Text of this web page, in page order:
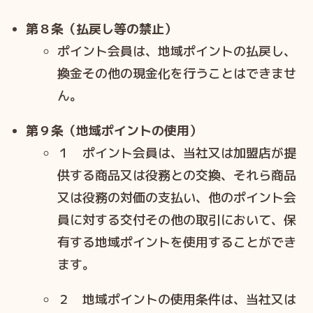
第８条（払戻し等の禁止）
ポイント会員は、地域ポイントの払戻し、
換⾦その他の現⾦化を⾏うことはできませ
ん。
第９条（地域ポイントの使用）
１ ポイント会員は、当社⼜は加盟店が提
供する商品⼜は役務との交換、それら商品
⼜は役務の対価の⽀払い、他のポイント会
員に対する交付その他の取引において、保
有する地域ポイントを使⽤することができ
ます。
２ 地域ポイントの使⽤条件は、当社⼜は